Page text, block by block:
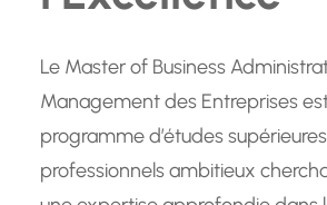
Le Master of Business
Management des Entreprises
programme d’études
professionnels ambitieux